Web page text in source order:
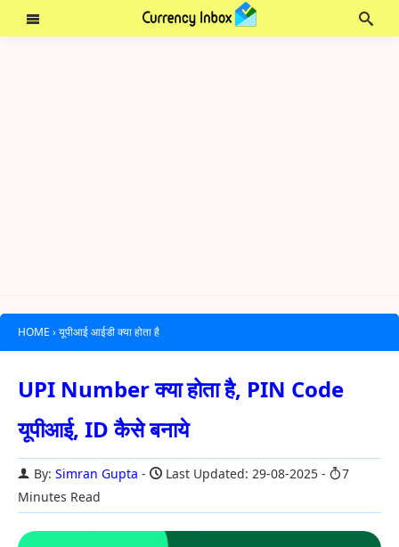
HOME › यूपीआई आईडी क्या होता है
UPI Number क्या होता है, PIN Code
यूपीआई, ID कैसे बनाये
By: Simran Gupta Last Updated: 29-08-2025
7
Minutes Read